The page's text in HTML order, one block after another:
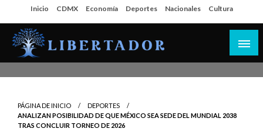
al
contenido
Inicio CDMX Economía Deportes Nacionales Cultura
PÁGINA DE INICIO
DEPORTES
ANALIZAN POSIBILIDAD DE QUE MÉXICO SEA SEDE DEL MUNDIAL 2038
TRAS CONCLUIR TORNEO DE 2026